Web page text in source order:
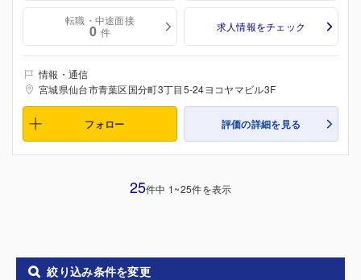
転職・中途面接
0 件 求人情報をチェック
情報・通信
宮城県仙台市青葉区国分町3丁目5-24ヨコヤマビル3F
フォロー 評価の詳細を見る
25件中 1~25件を表示
絞り込み条件を変更